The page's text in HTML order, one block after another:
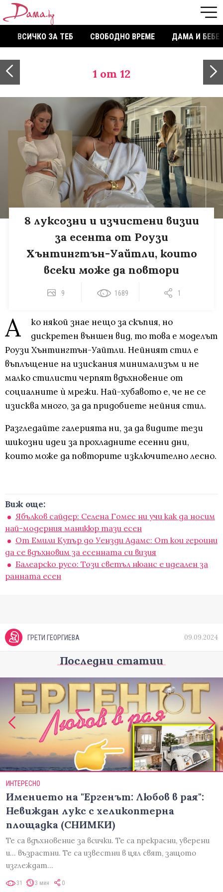
ВСИЧКО ЗА ТЕБ СВОБОДНО ВРЕМЕ ДАМА И БЕБЕ
1 от 12
8 луксозни и изчистени визии
за есента от Роузи
Хънтингтън-Уайтли, които
всеки може да повтори
9 1689 1
А
ко някой знае нещо за скъпия, но
дискретен външен вид, то това е моделът
Роузи Хънтингтън-Уайтли. Нейният стил е
въплъщение на изискания минимализъм и не
малко стилисти черпят вдъхновение от
социалните ѝ мрежи. Най-хубавото е, че не се
изисква много, за да придобиете нейния стил.
Разгледайте галерията ни, за да видите тези
шикозни идеи за прохладните есенни дни,
които може да повторите изключително лесно.
Виж още:
Ябълков сайдер: Селена Гомес ни учи как да носим
най-модерния маникюр тази есен
От Емили Купър до Уензди Адамс: От кои героини
да се вдъхновим за есенната си визия
Балеарско русо: Този светъл нюанс е идеален за
ранната есен
ГРЕТИ ГЕОРГИЕВА 09.09.2024
Последни статии
ИНТЕРЕСНО
Имението на "Ергенът: Любов в рая":
Невиждан лукс с хеликоптерна
площадка (СНИМКИ)
Те са вдъхновение за всички. Те са прекрасни, уверени
и... възрастни. Те са известни в цял свят, защото
изглеждат…
31 3 мин 0